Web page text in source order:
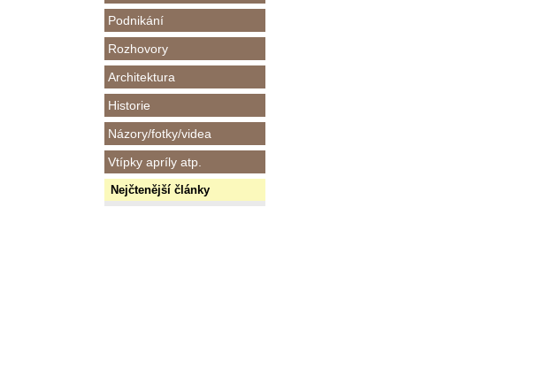
Podnikání
Rozhovory
Architektura
Historie
Názory/fotky/videa
Vtípky apríly atp.
Nejčtenější články